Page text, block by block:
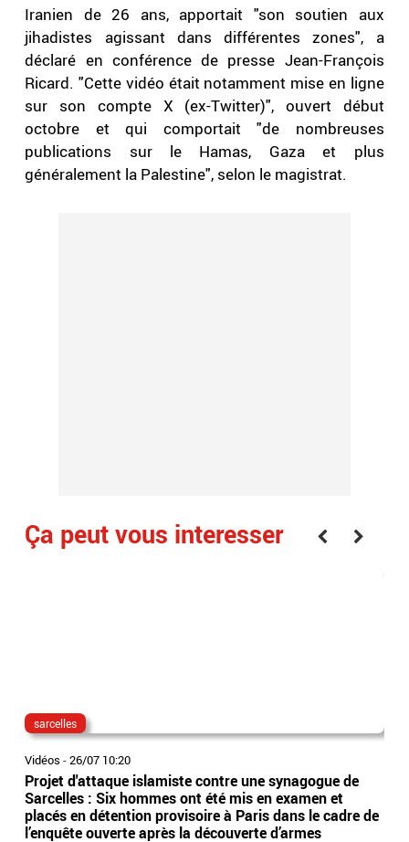
Iranien de 26 ans, apportait "son soutien aux
jihadistes agissant dans différentes zones", a
déclaré en conférence de presse Jean-François
Ricard. "Cette vidéo était notamment mise en ligne
sur son compte X (ex-Twitter)", ouvert début
octobre et qui comportait "de nombreuses
publications sur le Hamas, Gaza et plus
généralement la Palestine", selon le magistrat.
Ça peut vous interesser
sarcelles
Vidéos -26/07 10:20
Projet d'attaque islamiste contre une synagogue de
Sarcelles : Six hommes ont été mis en examen et
placés en détention provisoire à Paris dans le cadre de
l’enquête ouverte après la découverte d’armes